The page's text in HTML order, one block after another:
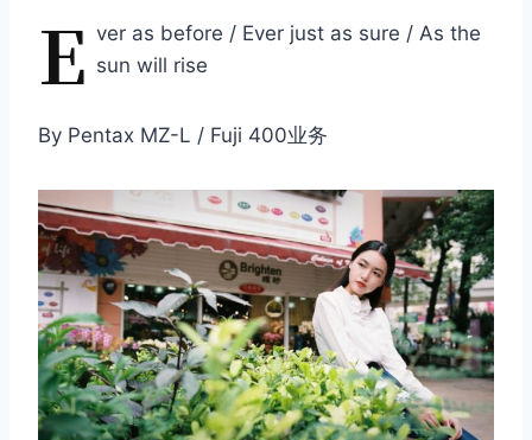
E ver as before / Ever just as sure / As the
sun will rise
By Pentax MZ-L / Fuji 400业务